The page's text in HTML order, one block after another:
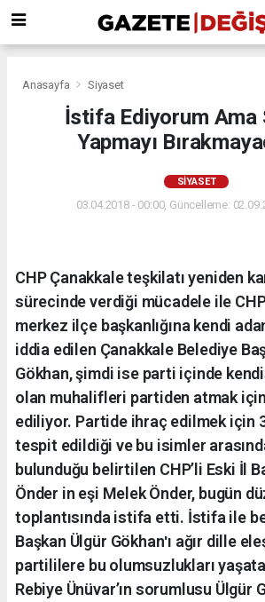
Anasayfa Siyaset
İstifa Ediyorum Ama
Yapmayı
SIYASET
03.04.2018 - 00:00, Güncelleme:
CHP Çanakkale teşkilatı yeniden
sürecinde verdiği mücadele ile
merkez ilçe başkanlığına kendi
iddia edilen Çanakkale Belediye
Gökhan, şimdi ise parti içinde
olan muhalifleri partiden atmak için
ediliyor. Partide ihraç edilmek için
tespit edildiği ve bu isimler
bulunduğu belirtilen CHP’li Eski İl
Önder in eşi Melek Önder, bugün
toplantısında istifa etti. İstifa ile
Başkan Ülgür Gökhanʹı ağır dille
partililere bu olumsuzlukları
Rebiye Ünüvar’ın sorumlusu Ülgür